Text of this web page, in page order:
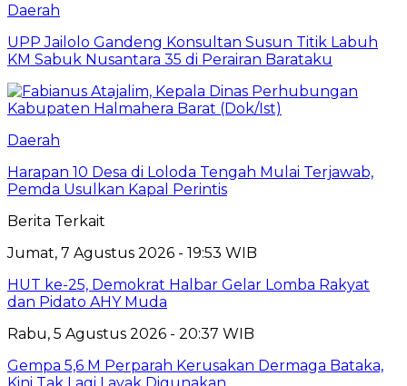
Daerah
UPP Jailolo Gandeng Konsultan Susun Titik Labuh
KM Sabuk Nusantara 35 di Perairan Barataku
Daerah
Harapan 10 Desa di Loloda Tengah Mulai Terjawab,
Pemda Usulkan Kapal Perintis
Berita Terkait
Jumat, 7 Agustus 2026 - 19:53 WIB
HUT ke-25, Demokrat Halbar Gelar Lomba Rakyat
dan Pidato AHY Muda
Rabu, 5 Agustus 2026 - 20:37 WIB
Gempa 5,6 M Perparah Kerusakan Dermaga Bataka,